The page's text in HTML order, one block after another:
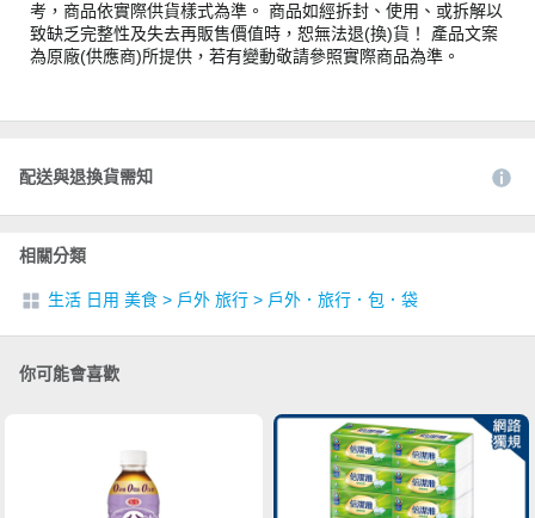
考，商品依實際供貨樣式為準。 商品如經拆封、使用、或拆解以
致缺乏完整性及失去再販售價值時，恕無法退(換)貨！ 產品文案
為原廠(供應商)所提供，若有變動敬請參照實際商品為準。
配送與退換貨需知
相關分類
生活 日用 美食 > 戶外 旅行 > 戶外．旅行．包．袋
你可能會喜歡